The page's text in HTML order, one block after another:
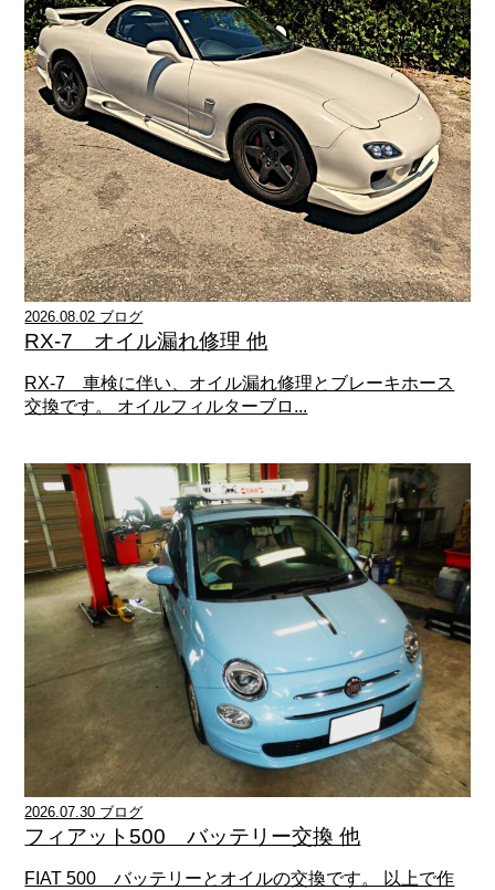
2026.08.02 ブログ
RX-7 オイル漏れ修理 他
RX-7 車検に伴い、オイル漏れ修理とブレーキホース
交換です。 オイルフィルターブロ...
2026.07.30 ブログ
フィアット500 バッテリー交換 他
FIAT 500 バッテリーとオイルの交換です。 以上で作